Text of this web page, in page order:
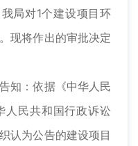
局对1个建设项目环
现将作出的审批决定
：依据《中华人民
人民共和国行政诉讼
认为公告的建设项目